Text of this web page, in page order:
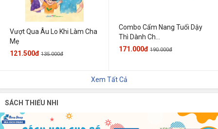
Vượt Qua Âu Lo Khi Làm Cha
Mẹ
121.500đ 135.000đ
Combo Cẩm Nang Tuổi Dậy
Thì Dành Ch...
171.000đ 190.000đ
Xem Tất Cả
SÁCH THIẾU NHI